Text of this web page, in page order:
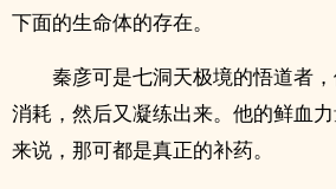
下面的生命体的存在。
秦彦可是七洞天极境的悟道者
消耗，然后又凝练出来。他的鲜血
来说，那可都是真正的补药。